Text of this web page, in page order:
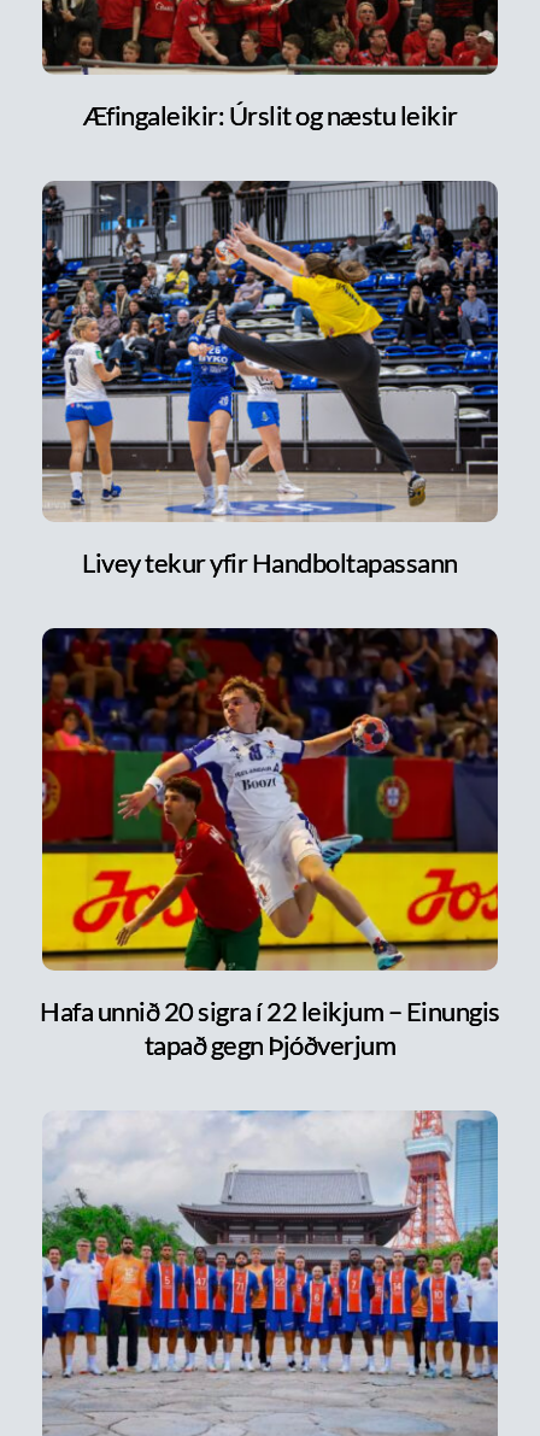
Æfingaleikir: Úrslit og næstu leikir
Livey tekur yfir Handboltapassann
Hafa unnið 20 sigra í 22 leikjum – Einungis
tapað gegn Þjóðverjum